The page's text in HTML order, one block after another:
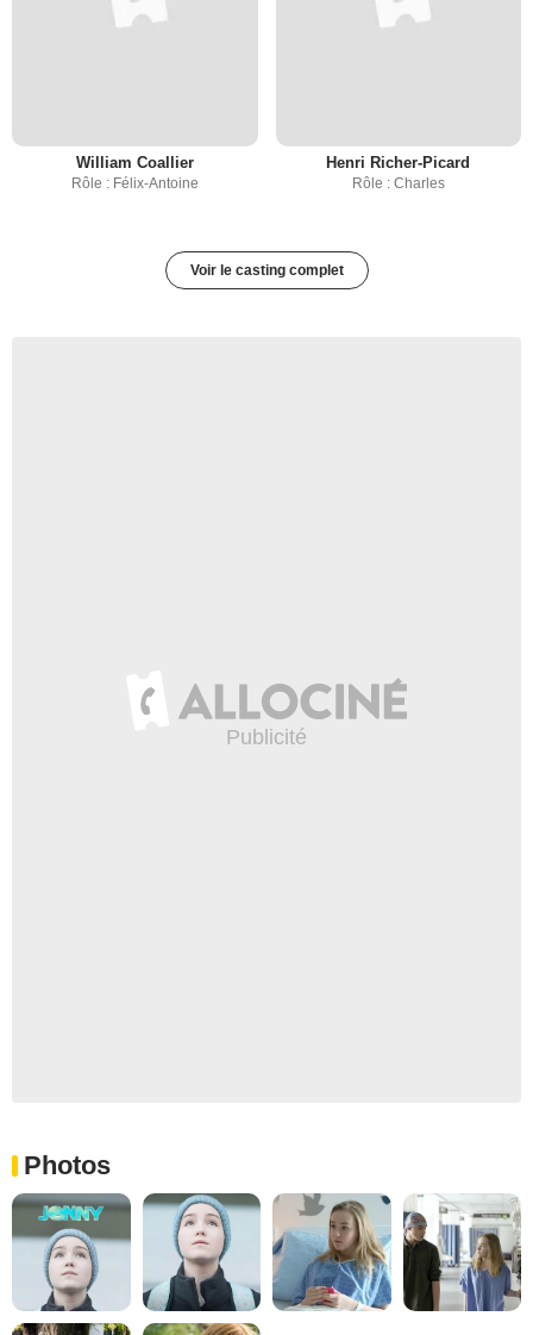
William Coallier
Rôle : Félix-Antoine
Henri Richer-Picard
Rôle : Charles
Voir le casting complet
Photos